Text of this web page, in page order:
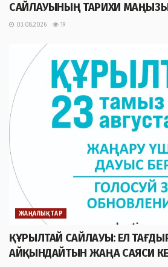
САЙЛАУЫНЫҢ ТАРИХИ
03.08.2026 19
ЖАҢАЛЫҚТАР
ҚҰРЫЛТАЙ САЙЛАУЫ: ЕЛ
АЙҚЫНДАЙТЫН ЖАҢА САЯСИ